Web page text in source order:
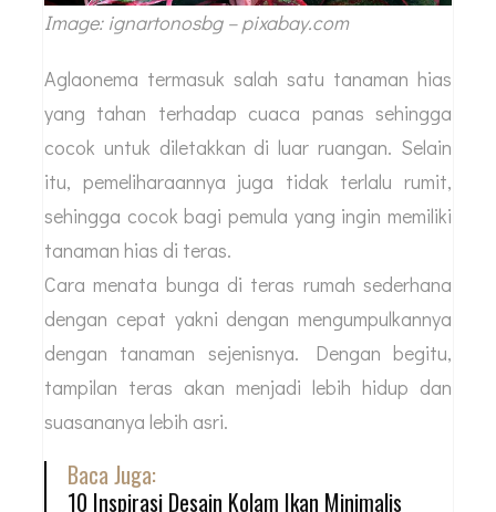
Image: ignartonosbg – pixabay.com
Aglaonema termasuk salah satu tanaman hias
yang tahan terhadap cuaca panas sehingga
cocok untuk diletakkan di luar ruangan. Selain
itu, pemeliharaannya juga tidak terlalu rumit,
sehingga cocok bagi pemula yang ingin memiliki
tanaman hias di teras.
Cara menata bunga di teras rumah sederhana
dengan cepat yakni dengan mengumpulkannya
dengan tanaman sejenisnya. Dengan begitu,
tampilan teras akan menjadi lebih hidup dan
suasananya lebih asri.
Baca Juga:
10 Inspirasi Desain Kolam Ikan Minimalis